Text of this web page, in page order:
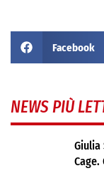
Facebook
NEWS PIÙ
Giulia
Cage.